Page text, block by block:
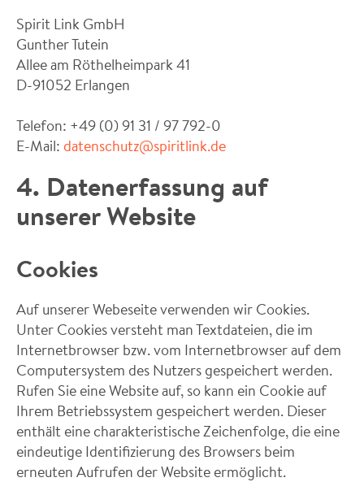
Spirit Link GmbH
Gunther Tutein
Allee am Röthelheimpark 41
D-91052 Erlangen
Telefon: +49 (0) 91 31 / 97 792-0
E-Mail: datenschutz@spiritlink.de
4. Datenerfassung auf
unserer Website
Cookies
Auf unserer Webeseite verwenden wir Cookies.
Unter Cookies versteht man Textdateien, die im
Internetbrowser bzw. vom Internetbrowser auf dem
Computersystem des Nutzers gespeichert werden.
Rufen Sie eine Website auf, so kann ein Cookie auf
Ihrem Betriebssystem gespeichert werden. Dieser
enthält eine charakteristische Zeichenfolge, die eine
eindeutige Identifizierung des Browsers beim
erneuten Aufrufen der Website ermöglicht.